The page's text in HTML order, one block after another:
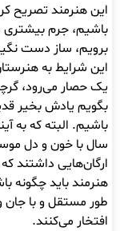
این هنرمند تصریح
باشیم، جرم بیشتری
برویم، ساز دست
این شرایط به
یک حصار می‌رود،
بگویم یادش بخیر
سال با خون و دل
ارگان‌هایی داشتند
هنرمند باید چگونه
طور مستقل و با جان
افتخار می‌کنند.